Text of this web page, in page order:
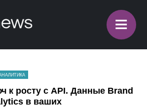
≡
к росту с API. Данные Brand
в ваших